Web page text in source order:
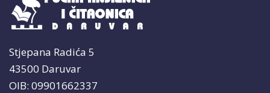
Stjepana Radića 5
43500 Daruvar
OIB: 09901662337